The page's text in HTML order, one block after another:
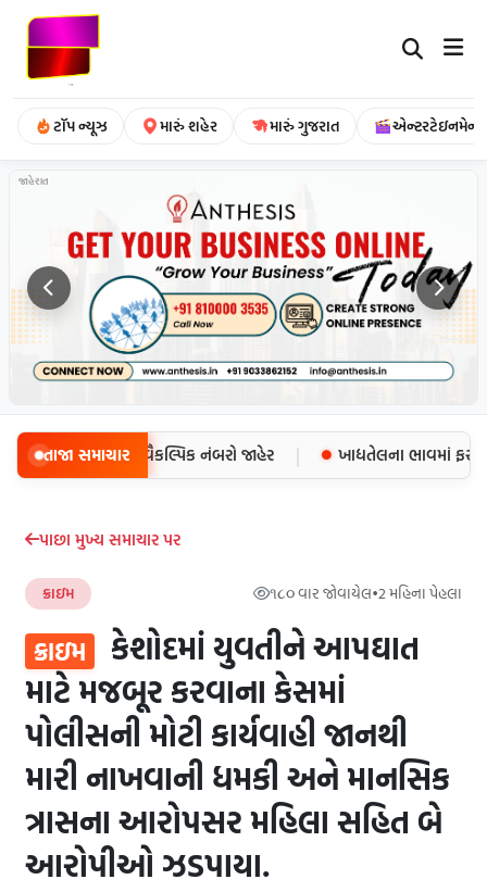
ટૉપ ન્યૂઝ મારું શહેર મારું ગુજરાત એન્ટરટેઇનમેન્ટ
જાહેરાત
તાજા સમાચાર
ઈમરજન્સી માટે વૈકલ્પિક નંબરો જાહેર | ખાદ્યતેલના ભાવમાં ફરી
પાછા મુખ્ય સમાચાર પર
ક્રાઇમ ૧૮૦ વાર જોવાયેલ•2 મહિના પેહલા
ક્રાઇમ
કેશોદમાં યુવતીને આપઘાત
માટે મજબૂર કરવાના કેસમાં
પોલીસની મોટી કાર્યવાહી જાનથી
મારી નાખવાની ધમકી અને માનસિક
ત્રાસના આરોપસર મહિલા સહિત બે
આરોપીઓ ઝડપાયા.